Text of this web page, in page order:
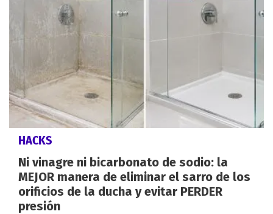
HACKS
Ni vinagre ni bicarbonato de sodio: la
MEJOR manera de eliminar el sarro de los
orificios de la ducha y evitar PERDER
presión